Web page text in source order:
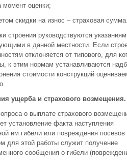
момент оценки;
скидки на износ – страховая
строения руководствуются
в данной местности. Если
отклоняется от типового, для
к этим нормам устанавливаются
стоимости конструкций
ущерба и страхового возмещения.
о выплате страхового
установление факта наступления
им гибели или повреждения посевов
для этой работы служит получение
сообщения о гибели